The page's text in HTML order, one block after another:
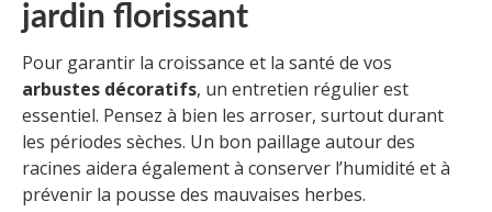
jardin florissant
Pour garantir la croissance et la santé de vos
arbustes décoratifs, un entretien régulier est
essentiel. Pensez à bien les arroser, surtout durant
les périodes sèches. Un bon paillage autour des
racines aidera également à conserver l’humidité et à
prévenir la pousse des mauvaises herbes.